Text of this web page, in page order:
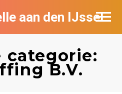
aan den IJssel
categorie:
B.V.